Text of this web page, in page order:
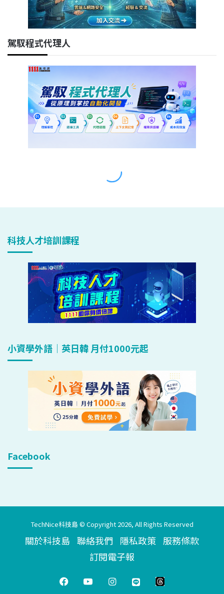
科技人才培訓課程
小資學外語｜英日韓 月付1000元起
Facebook
TechNice科技島 © Copyright 2026, All Rights Reserved
關於科技島 聯絡我們 隱私政策 服務條款
訂閱電子報